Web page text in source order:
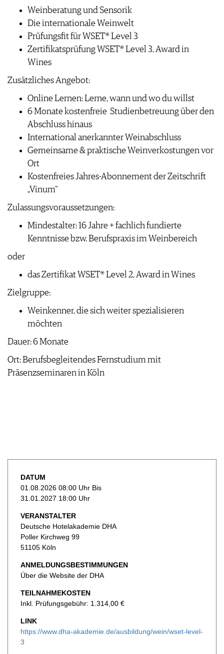
ABO
AUSGABE
ARCHIV
VORTEILSWELT
BÜCHER
WEINSZENE
PORTRAITS
VINOPHILES
ANMELDEN
AWARDS
GEWINNSPIELE
VORTEILSWELT
TRINKREIFETABELLE
AGB & DATENSCHUTZ
Weinberatung und Sensorik
Die internationale Weinwelt
Prüfungsfit für WSET® Level 3
Zertifikatsprüfung WSET® Level 3, Award in
Wines
Zusätzliches Angebot:
Online Lernen: Lerne, wann und wo du willst
6 Monate kostenfreie Studienbetreuung über den
Abschluss hinaus
International anerkannter Weinabschluss
Gemeinsame & praktische Weinverkostungen vor
Ort
Kostenfreies Jahres-Abonnement der Zeitschrift
„Vinum“
Zulassungsvoraussetzungen:
Mindestalter: 16 Jahre + fachlich fundierte
Kenntnisse bzw. Berufspraxis im Weinbereich
oder
das Zertifikat WSET® Level 2, Award in Wines
Zielgruppe:
Weinkenner, die sich weiter spezialisieren
möchten
Dauer: 6 Monate
Ort: Berufsbegleitendes Fernstudium mit
Präsenzseminaren in Köln
DATUM
01.08.2026 08:00 Uhr Bis
31.01.2027 18:00 Uhr
VERANSTALTER
Deutsche Hotelakademie DHA
Poller Kirchweg 99
51105 Köln
ANMELDUNGSBESTIMMUNGEN
Über die Website der DHA
TEILNAHMEKOSTEN
Inkl. Prüfungsgebühr: 1.314,00 €
LINK
https://www.dha-akademie.de/ausbildung/wein/wset-level-
3